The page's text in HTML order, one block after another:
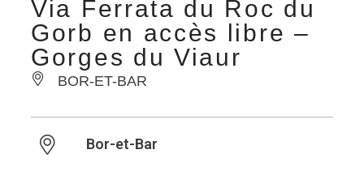
Via Ferrata du Roc du
Gorb en accès libre –
Gorges du Viaur
BOR-ET-BAR
Bor-et-Bar